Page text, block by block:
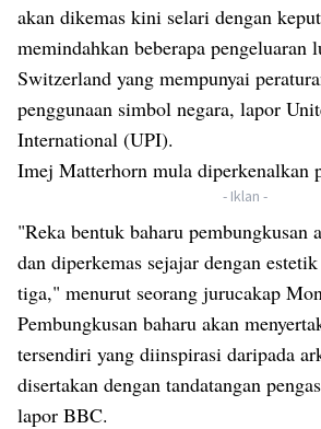
akan dikemas kini selari dengan
memindahkan beberapa pengeluaran
Switzerland yang mempunyai
penggunaan simbol negara, lapor
International (UPI).
Imej Matterhorn mula diperkenalkan
- Iklan -
"Reka bentuk baharu pembungkusan
dan diperkemas sejajar dengan
tiga," menurut seorang jurucakap
Pembungkusan baharu akan
tersendiri yang diinspirasi daripada
disertakan dengan tandatangan
lapor BBC.